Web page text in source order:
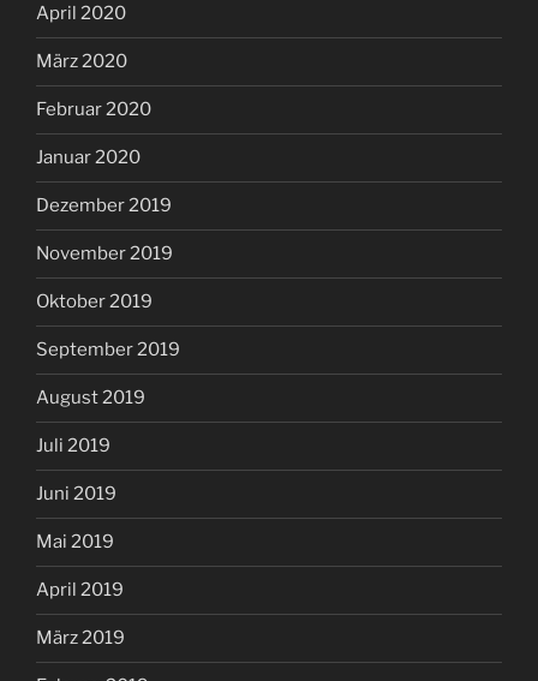
April 2020
März 2020
Februar 2020
Januar 2020
Dezember 2019
November 2019
Oktober 2019
September 2019
August 2019
Juli 2019
Juni 2019
Mai 2019
April 2019
März 2019